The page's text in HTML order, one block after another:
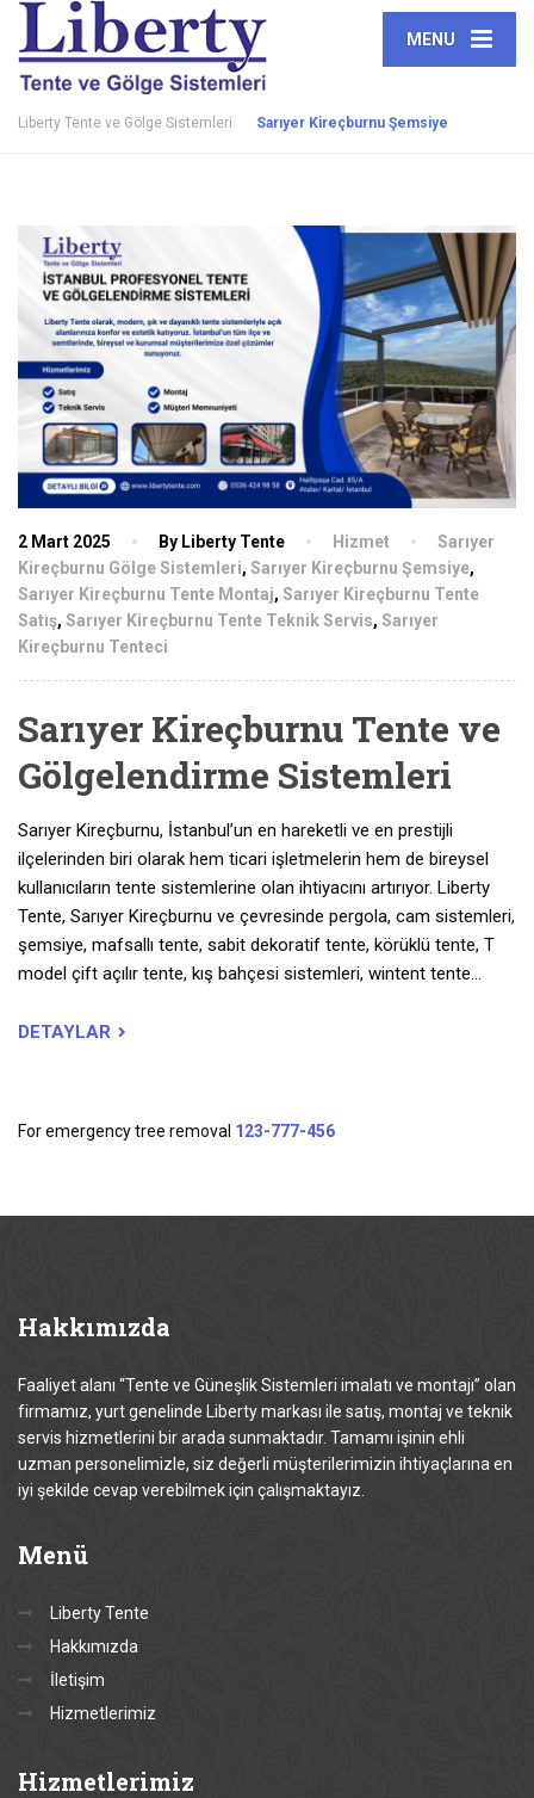
MENU
Liberty Tente ve Gölge Sistemleri Sarıyer Kireçburnu Şemsiye
2 Mart 2025 By Liberty Tente Hizmet
Sarıyer
Kireçburnu Gölge Sistemleri, Sarıyer Kireçburnu Şemsiye,
Sarıyer Kireçburnu Tente Montaj, Sarıyer Kireçburnu Tente
Satış, Sarıyer Kireçburnu Tente Teknik Servis, Sarıyer
Kireçburnu Tenteci
Sarıyer Kireçburnu Tente ve
Gölgelendirme Sistemleri
Sarıyer Kireçburnu, İstanbul’un en hareketli ve en prestijli
ilçelerinden biri olarak hem ticari işletmelerin hem de bireysel
kullanıcıların tente sistemlerine olan ihtiyacını artırıyor. Liberty
Tente, Sarıyer Kireçburnu ve çevresinde pergola, cam sistemleri,
şemsiye, mafsallı tente, sabit dekoratif tente, körüklü tente, T
model çift açılır tente, kış bahçesi sistemleri, wintent tente…
DETAYLAR
For emergency tree removal 123-777-456
Hakkımızda
Faaliyet alanı “Tente ve Güneşlik Sistemleri imalatı ve montajı” olan
firmamız, yurt genelinde Liberty markası ile satış, montaj ve teknik
servis hizmetlerini bir arada sunmaktadır. Tamamı işinin ehli
uzman personelimizle, siz değerli müşterilerimizin ihtiyaçlarına en
iyi şekilde cevap verebilmek için çalışmaktayız.
Menü
Liberty Tente
Hakkımızda
İletişim
Hizmetlerimiz
Hizmetlerimiz